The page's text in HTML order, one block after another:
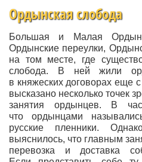
Ордынская слобода
Большая и Малая
Ордынские переулки,
на том месте, где
слобода. В ней жили
в княжеских договорах еще
высказано несколько точек
занятия ордынцев. В
что ордынцами
русские пленники.
выяснилось, что главным
перевозка и доставка